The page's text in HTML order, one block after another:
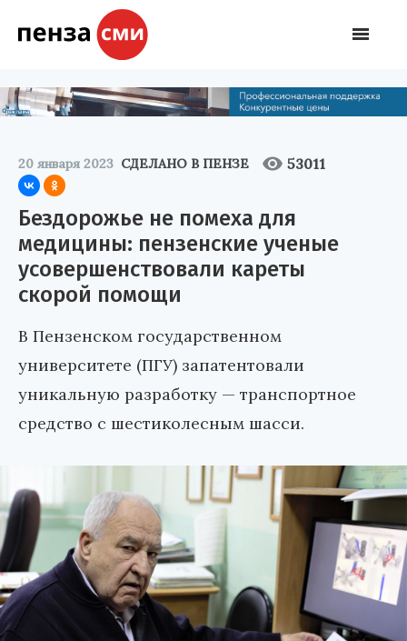
20 января 2023 СДЕЛАНО В ПЕНЗЕ 53011
Бездорожье не помеха для
медицины: пензенские ученые
усовершенствовали кареты
скорой помощи
В Пензенском государственном
университете (ПГУ) запатентовали
уникальную разработку — транспортное
средство с шестиколесным шасси.